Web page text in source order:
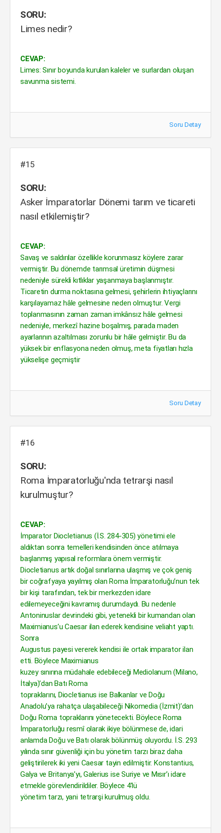
SORU:
Limes nedir?
CEVAP:
Limes: Sınır boyunda kurulan kaleler ve surlardan oluşan
savunma sistemi.
Soru Detay
#15
SORU:
Asker İmparatorlar Dönemi tarım ve ticareti
nasıl etkilemiştir?
CEVAP:
Savaş ve saldırılar özellikle korunmasız köylere zarar
vermiştir. Bu dönemde tarımsal üretimin düşmesi
nedeniyle sürekli kıtlıklar yaşanmaya başlanmıştır.
Ticaretin durma noktasına gelmesi, şehirlerin ihtiyaçlarını
karşılayamaz hâle gelmesine neden olmuştur. Vergi
toplanmasının zaman zaman imkânsız hâle gelmesi
nedeniyle, merkezî hazine boşalmış, parada maden
ayarlarının azaltılması zorunlu bir hâle gelmiştir. Bu da
yüksek bir enflasyona neden olmuş, meta fiyatları hızla
yükselişe geçmiştir
Soru Detay
#16
SORU:
Roma İmparatorluğu'nda tetrarşi nasıl
kurulmuştur?
CEVAP:
İmparator Diocletianus (İ.S. 284-305) yönetimi ele
aldıktan sonra temelleri kendisinden önce atılmaya
başlanmış yapısal reformlara önem vermiştir.
Diocletianus artık doğal sınırlarına ulaşmış ve çok geniş
bir coğrafyaya yayılmış olan Roma İmparatorluğu’nun tek
bir kişi tarafından, tek bir merkezden idare
edilemeyeceğini kavramış durumdaydı. Bu nedenle
Antoninuslar devrindeki gibi, yetenekli bir kumandan olan
Maximianus’u Caesar ilan ederek kendisine veliaht yaptı.
Sonra
Augustus payesi vererek kendisi ile ortak imparator ilan
etti. Böylece Maximianus
kuzey sınırına müdahale edebileceği Mediolanum (Milano,
İtalya)’dan Batı Roma
topraklarını, Diocletianus ise Balkanlar ve Doğu
Anadolu’ya rahatça ulaşabileceği Nikomedia (İzmit)’dan
Doğu Roma topraklarını yönetecekti. Böylece Roma
İmparatorluğu resmî olarak ikiye bölünmese de, idari
anlamda Doğu ve Batı olarak bölünmüş oluyordu. İ.S. 293
yılında sınır güvenliği için bu yönetim tarzı biraz daha
geliştirilerek iki yeni Caesar tayin edilmiştir. Konstantius,
Galya ve Britanya’yı, Galerius ise Suriye ve Mısır’ı idare
etmekle görevlendirildiler. Böylece 4’lü
yönetim tarzı, yani tetrarşi kurulmuş oldu.